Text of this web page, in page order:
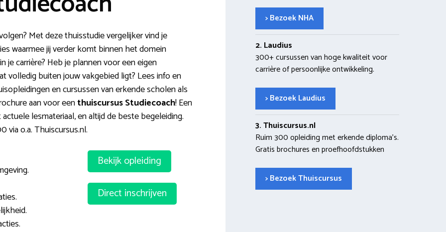
Met deze thuisstudie vergelijker vind je
waarmee jij verder komt binnen het domein
je carrière? Heb je plannen voor een eigen
volledig buiten jouw vakgebied ligt? Lees info en
en cursussen van erkende scholen als
aan voor eenthuiscursus Studiecoach! Een
lesmateriaal, en altijd de beste begeleiding.
via o.a. Thuiscursus.nl.
Bekijk opleiding
Direct inschrijven
> Bezoek NHA
2. Laudius
300+ cursussen van hoge kwaliteit voor
carrière of persoonlijke ontwikkeling.
> Bezoek Laudius
3. Thuiscursus.nl
Ruim 300 opleiding met erkende diploma’s.
Gratis brochures en proefhoofdstukken
> Bezoek Thuiscursus